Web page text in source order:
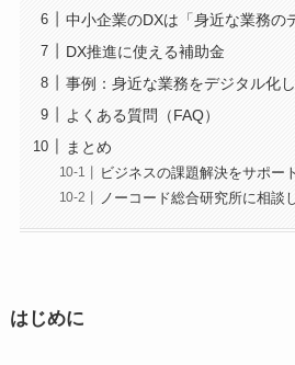
中小企業のDXは「身近な業務の
DX推進に使える補助金
事例：身近な業務をデジタル化
よくある質問（FAQ）
まとめ
ビジネスの課題解決をサポー
ノーコード総合研究所に相談
はじめに